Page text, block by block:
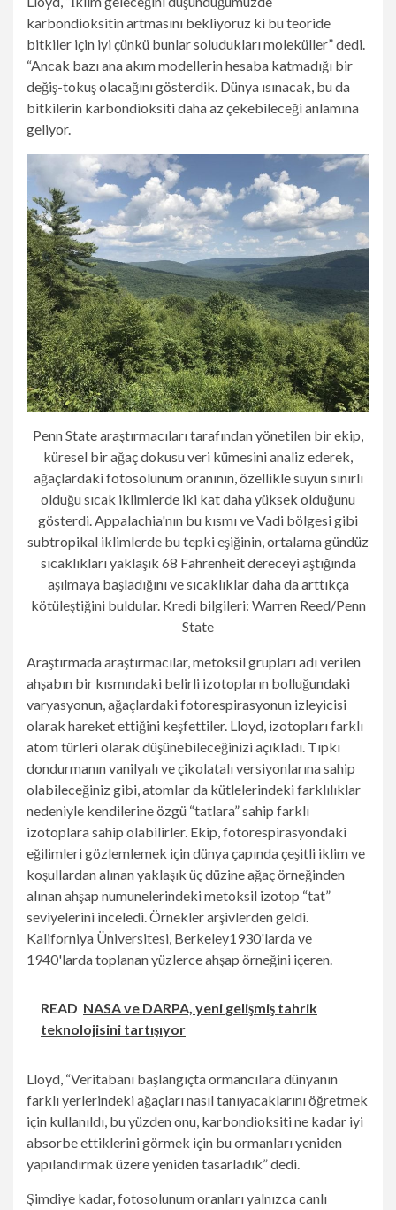
karbondioksitin artmasını bekliyoruz ki bu teoride
bitkiler için iyi çünkü bunlar soludukları moleküller” dedi.
“Ancak bazı ana akım modellerin hesaba katmadığı bir
değiş-tokuş olacağını gösterdik. Dünya ısınacak, bu da
bitkilerin karbondioksiti daha az çekebileceği anlamına
geliyor.
Penn State araştırmacıları tarafından yönetilen bir ekip,
küresel bir ağaç dokusu veri kümesini analiz ederek,
ağaçlardaki fotosolunum oranının, özellikle suyun sınırlı
olduğu sıcak iklimlerde iki kat daha yüksek olduğunu
gösterdi. Appalachia'nın bu kısmı ve Vadi bölgesi gibi
subtropikal iklimlerde bu tepki eşiğinin, ortalama gündüz
sıcaklıkları yaklaşık 68 Fahrenheit dereceyi aştığında
aşılmaya başladığını ve sıcaklıklar daha da arttıkça
kötüleştiğini buldular. Kredi bilgileri: Warren Reed/Penn
State
Araştırmada araştırmacılar, metoksil grupları adı verilen
ahşabın bir kısmındaki belirli izotopların bolluğundaki
varyasyonun, ağaçlardaki fotorespirasyonun izleyicisi
olarak hareket ettiğini keşfettiler. Lloyd, izotopları farklı
atom türleri olarak düşünebileceğinizi açıkladı. Tıpkı
dondurmanın vanilyalı ve çikolatalı versiyonlarına sahip
olabileceğiniz gibi, atomlar da kütlelerindeki farklılıklar
nedeniyle kendilerine özgü “tatlara” sahip farklı
izotoplara sahip olabilirler. Ekip, fotorespirasyondaki
eğilimleri gözlemlemek için dünya çapında çeşitli iklim ve
koşullardan alınan yaklaşık üç düzine ağaç örneğinden
alınan ahşap numunelerindeki metoksil izotop “tat”
seviyelerini inceledi. Örnekler arşivlerden geldi.
Kaliforniya Üniversitesi, Berkeley1930'larda ve
1940'larda toplanan yüzlerce ahşap örneğini içeren.
READ NASA ve DARPA, yeni gelişmiş tahrik
teknolojisini tartışıyor
Lloyd, “Veritabanı başlangıçta ormancılara dünyanın
farklı yerlerindeki ağaçları nasıl tanıyacaklarını öğretmek
için kullanıldı, bu yüzden onu, karbondioksiti ne kadar iyi
absorbe ettiklerini görmek için bu ormanları yeniden
yapılandırmak üzere yeniden tasarladık” dedi.
Şimdiye kadar, fotosolunum oranları yalnızca canlı